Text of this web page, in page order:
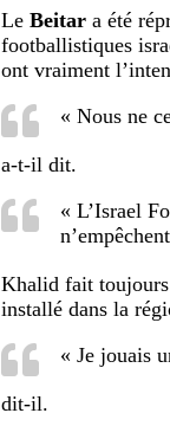
Le Beitar a été
footballistiques
ont vraiment
« Nous ne
a-t-il dit.
« L’Israel
Khalid fait toujours
installé dans la
« Je jouais
dit-il.